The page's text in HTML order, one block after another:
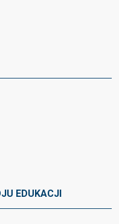
EDUKACJI